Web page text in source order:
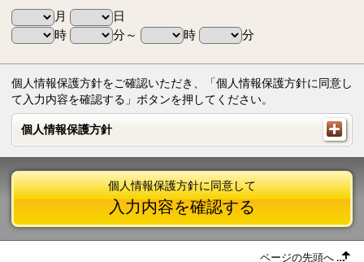
月
日
時
分～ 時 分
個人情報保護方針をご確認いただき、「個人情報保護方針に同意し
て入力内容を確認する」ボタンを押してください。
個人情報保護方針
個人情報保護方針
個人情報保護方針に同意して
入力内容を確認する
ページの先頭へ